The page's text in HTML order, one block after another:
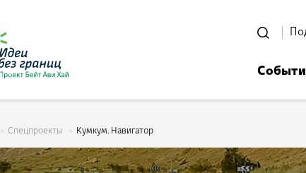
Cпецпроекты Кумкум. Навигатор
סגור
- דף משוכפל